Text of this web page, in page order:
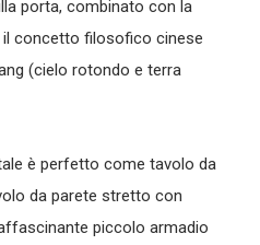
porta, combinato con la
concetto filosofico cinese
(cielo rotondo e terra
è perfetto come tavolo da
da parete stretto con
piccolo armadio